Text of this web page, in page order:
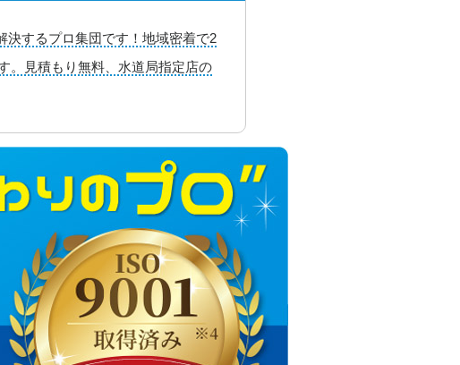
決するプロ集団です！地域密着で2
。見積もり無料、水道局指定店の